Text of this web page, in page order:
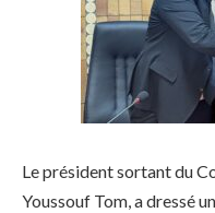
Le président sortant du
Youssouf Tom, a dressé